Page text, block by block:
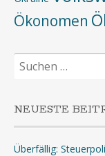
Ökonomen
Suchen
nach:
NEUESTE
Überfällig: